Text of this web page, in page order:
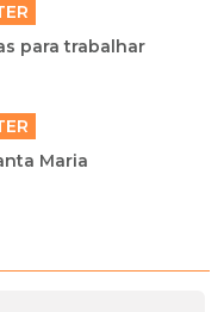
para trabalhar
Maria